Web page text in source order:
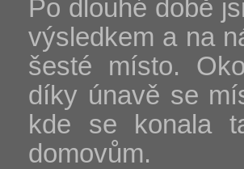
Po dlouhé době
výsledkem a na
šesté místo.
díky únavě se
kde se konala
domovům.